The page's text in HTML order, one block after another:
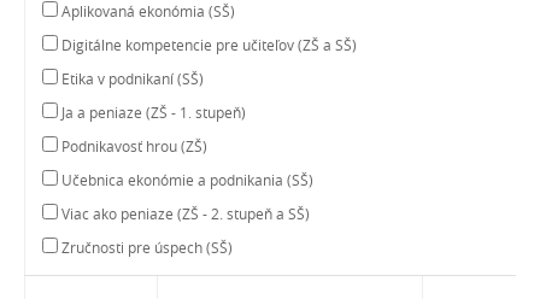
Aplikovaná ekonómia (SŠ)
Digitálne kompetencie pre učiteľov (ZŠ a SŠ)
Etika v podnikaní (SŠ)
Ja a peniaze (ZŠ - 1. stupeň)
Podnikavosť hrou (ZŠ)
Učebnica ekonómie a podnikania (SŠ)
Viac ako peniaze (ZŠ - 2. stupeň a SŠ)
Zručnosti pre úspech (SŠ)